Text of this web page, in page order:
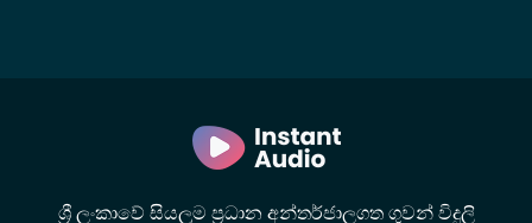
ශ්‍රී ලංකාවේ සියලුම ප්‍රධාන අන්තර්ජාලගත ගුවන් විදුලි